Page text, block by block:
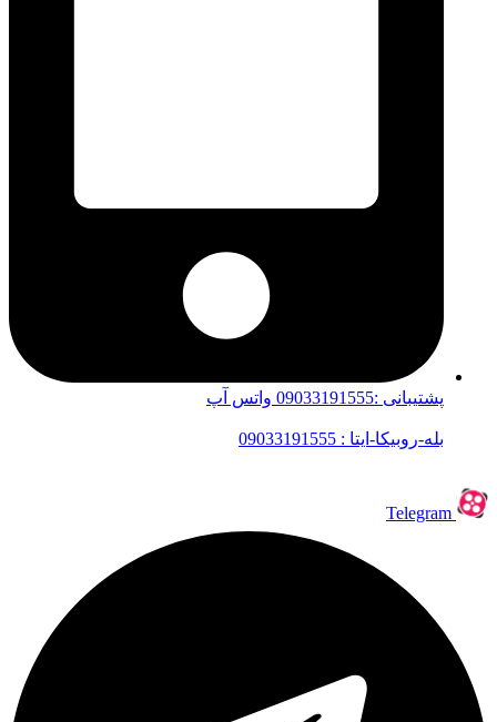
پشتیبانی :09033191555 واتس آپ
بله-روبیکا-ایتا : 09033191555
Telegram